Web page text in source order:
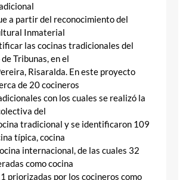
a partir del reconocimiento del
Inmaterial
las cocinas tradicionales del
Tribunas, en el
Risaralda. En este proyecto
de 20 cocineros
con los cuales se realizó la
del
tradicional y se identificaron 109
típica, cocina
internacional, de las cuales 32
como cocina
priorizadas por los cocineros como